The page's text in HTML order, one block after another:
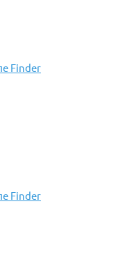
Finder
Finder